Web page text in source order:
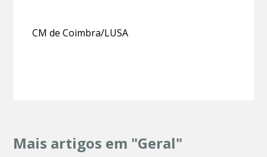
CM de Coimbra/LUSA
Mais artigos em "Geral"